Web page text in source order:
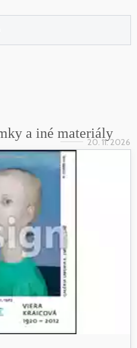
a iné materiály
20. 11. 2026